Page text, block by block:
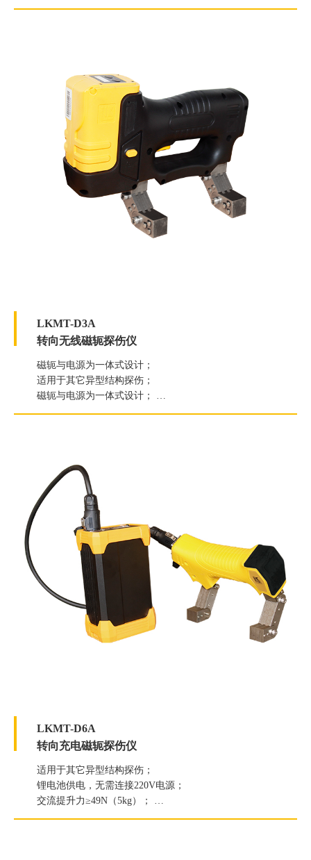
球型导脚 ≥49N（5kg）；
LKMT-D3A
转向无线磁轭探伤仪
磁轭与电源为一体式设计；
适用于其它异型结构探伤；
磁轭与电源为一体式设计；
交流提升力≥58.8N（6kg）；
LKMT-D6A
转向充电磁轭探伤仪
适用于其它异型结构探伤；
锂电池供电，无需连接220V电源；
交流提升力≥49N（5kg）；
直流提升力≥177N（18Kg）；